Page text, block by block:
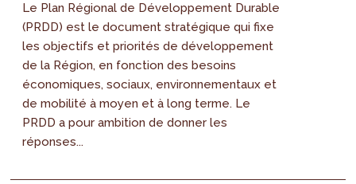
Le Plan Régional de Développement Durable
(PRDD) est le document stratégique qui fixe
les objectifs et priorités de développement
de la Région, en fonction des besoins
économiques, sociaux, environnementaux et
de mobilité à moyen et à long terme. Le
PRDD a pour ambition de donner les
réponses...